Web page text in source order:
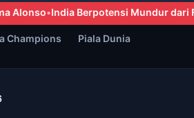
FIFA ASEAN Cup 2026: Ini
Champions Piala Dunia